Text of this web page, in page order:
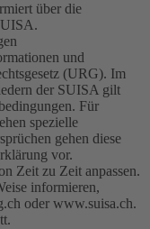
über die
und
(URG). Im
der SUISA gilt
Für
spezielle
gehen diese
vor.
Zeit zu Zeit anpassen.
informieren,
oder www.suisa.ch.